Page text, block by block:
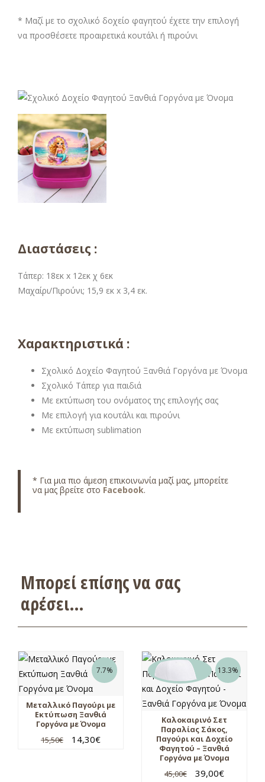
* Μαζί με το σχολικό δοχείο φαγητού έχετε την επιλογή
να προσθέσετε προαιρετικά κουτάλι ή πιρούνι
Διαστάσεις :
Τάπερ: 18εκ x 12εκ χ 6εκ
Μαχαίρι/Πιρούνι; 15,9 εκ x 3,4 εκ.
Χαρακτηριστικά :
Σχολικό Δοχείο Φαγητού Ξανθιά Γοργόνα με Όνομα
Σχολικό Τάπερ για παιδιά
Με εκτύπωση του ονόματος της επιλογής σας
Με επιλογή για κουτάλι και πιρούνι
Με εκτύπωση sublimation
* Για μια πιο άμεση επικοινωνία μαζί μας, μπορείτε
να μας βρείτε στο Facebook.
Μπορεί επίσης να σας
αρέσει…
7.7%
Μεταλλικό Παγούρι με
Εκτύπωση Ξανθιά
Γοργόνα με Όνομα
15,50€ 14,30€
13.3%
Καλοκαιρινό Σετ
Παραλίας Σάκος,
Παγούρι και Δοχείο
Φαγητού – Ξανθιά
Γοργόνα με Όνομα
45,00€ 39,00€